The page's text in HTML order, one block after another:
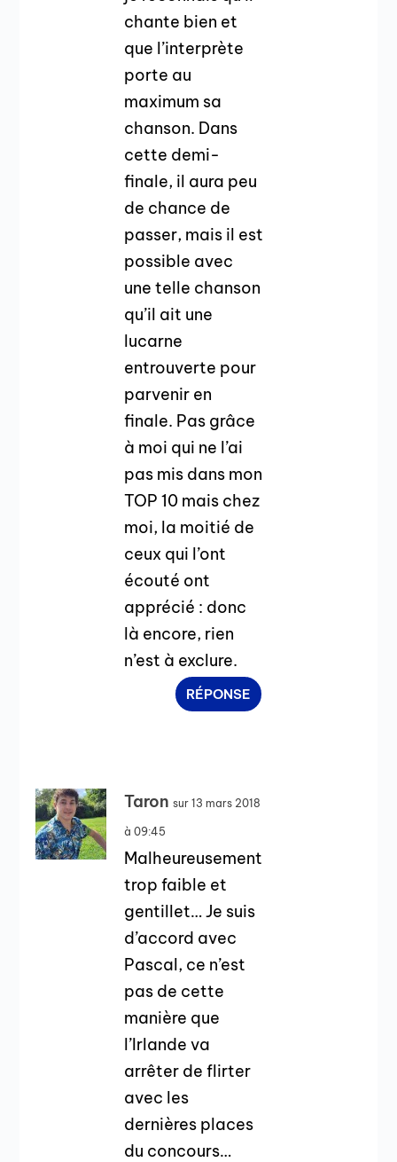
chante bien et
que l’interprète
porte au
maximum sa
chanson. Dans
cette demi-
finale, il aura peu
de chance de
passer, mais il est
possible avec
une telle chanson
qu’il ait une
lucarne
entrouverte pour
parvenir en
finale. Pas grâce
à moi qui ne l’ai
pas mis dans mon
TOP 10 mais chez
moi, la moitié de
ceux qui l’ont
écouté ont
apprécié : donc
là encore, rien
n’est à exclure.
RÉPONSE
Taron sur 13 mars 2018
à 09:45
Malheureusement
trop faible et
gentillet… Je suis
d’accord avec
Pascal, ce n’est
pas de cette
manière que
l’Irlande va
arrêter de flirter
avec les
dernières places
du concours…